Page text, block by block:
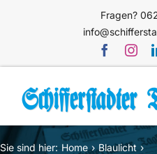
Fragen?
Home
Sie sind hier: Home
Blaulicht